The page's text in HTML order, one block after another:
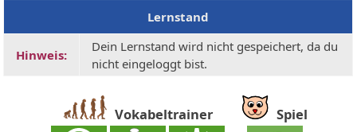
Lernstand
Hinweis:
Dein Lernstand wird nicht gespeichert, da du
nicht eingeloggt bist.
Vokabeltrainer Spiel